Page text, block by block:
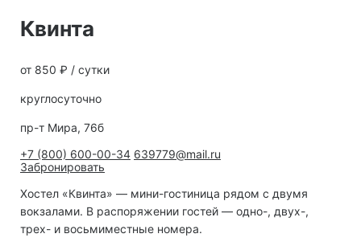
Квинта
от 850 ₽ / сутки
круглосуточно
пр-т Мира, 76б
+7 (800) 600-00-34 639779@mail.ru
Забронировать
Хостел «Квинта» — мини-гостиница рядом с двумя
вокзалами. В распоряжении гостей — одно-, двух-,
трех- и восьмиместные номера.